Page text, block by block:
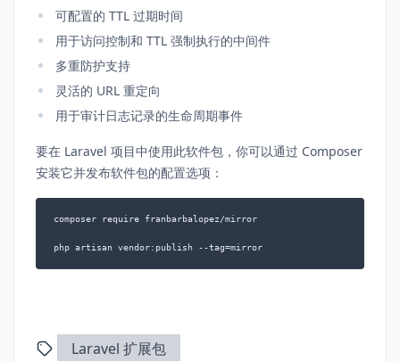
可配置的 TTL 过期时间
用于访问控制和 TTL 强制执行的中间件
多重防护支持
灵活的 URL 重定向
用于审计日志记录的生命周期事件
要在 Laravel 项目中使用此软件包，你可以通过 Composer
安装它并发布软件包的配置选项：
composer require franbarbalopez/mirror
php artisan vendor:publish --tag=mirror
Laravel 扩展包